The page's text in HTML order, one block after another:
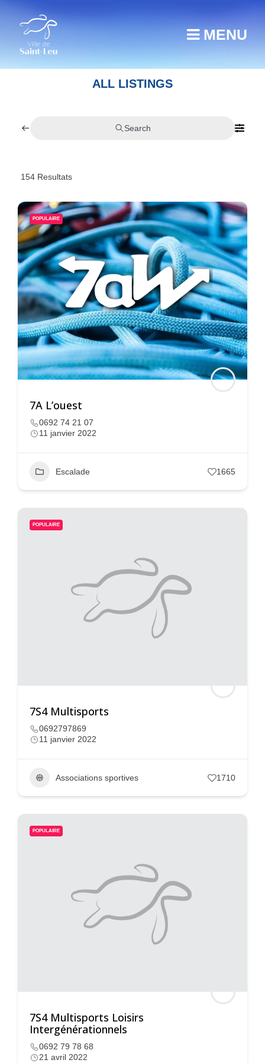
MENU
ALL LISTINGS
Search
154 Resultats
POPULAIRE
7A L’ouest
0692 74 21 07
11 janvier 2022
Escalade 1665
POPULAIRE
7S4 Multisports
0692797869
11 janvier 2022
Associations sportives 1710
POPULAIRE
7S4 Multisports Loisirs
Intergénérationnels
0692 79 78 68
21 avril 2022